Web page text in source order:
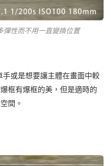
彈性而不用一直變換位置
或是想要讓主體在畫面中較
框有爆框的美，但是適時的
間。